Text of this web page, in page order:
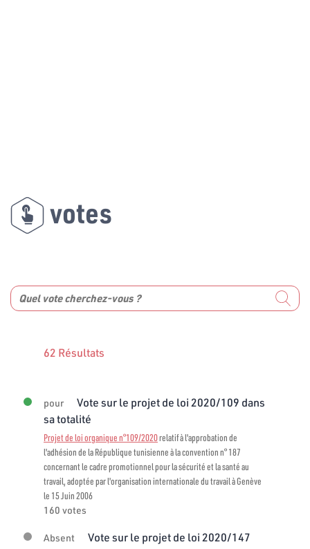
votes
62 Résultats
pour
Vote sur le projet de loi 2020/109 dans
sa totalité
Projet de loi organique n°109/2020relatif à l'approbation de
l'adhésion de la République tunisienne à la convention n° 187
concernant le cadre promotionnel pour la sécurité et la santé au
travail, adoptée par l'organisation internationale du travail à Genève
le 15 Juin 2006
160 votes
Absent
Vote sur le projet de loi 2020/147